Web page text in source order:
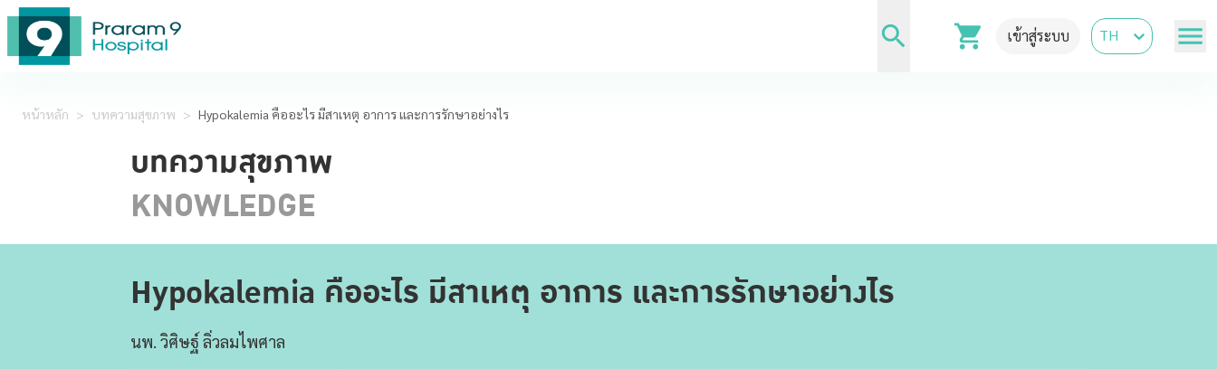
เข้าสู่ระบบ TH
หน้าหลัก > บทความสุขภาพ > Hypokalemia คืออะไร มีสาเหตุ อาการ และการรักษาอย่างไร
บทความสุขภาพ
KNOWLEDGE
Hypokalemia คืออะไร มีสาเหตุ อาการ และการรักษาอย่างไร
นพ. วิศิษฐ์ ลิ่วลมไพศาล